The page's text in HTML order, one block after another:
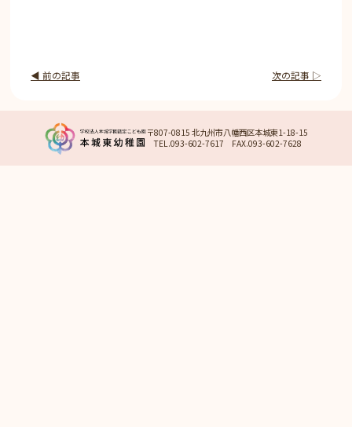
◀︎ 前の記事 次の記事 ▷
〒807-0815 北九州市八幡西区本城東1-18-15
TEL.093-602-7617 FAX.093-602-7628